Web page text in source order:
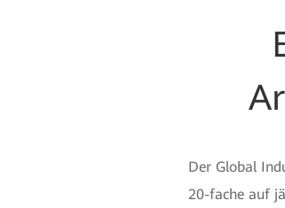
Der Global
20-fache auf